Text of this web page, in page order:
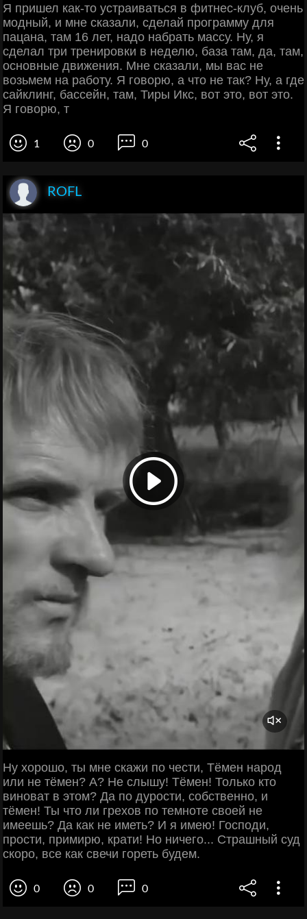
Я пришел как-то устраиваться в фитнес-клуб, очень
модный, и мне сказали, сделай программу для
пацана, там 16 лет, надо набрать массу. Ну, я
сделал три тренировки в неделю, база там, да, там,
основные движения. Мне сказали, мы вас не
возьмем на работу. Я говорю, а что не так? Ну, а где
сайклинг, бассейн, там, Тиры Икс, вот это, вот это.
Я говорю, т
1 0 0
ROFL
Ну хорошо, ты мне скажи по чести, Тёмен народ
или не тёмен? А? Не слышу! Тёмен! Только кто
виноват в этом? Да по дурости, собственно, и
тёмен! Ты что ли грехов по темноте своей не
имеешь? Да как не иметь? И я имею! Господи,
прости, примирю, крати! Но ничего... Страшный суд
скоро, все как свечи гореть будем.
0 0 0